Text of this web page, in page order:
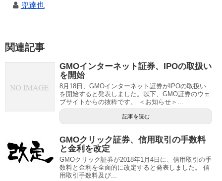
兜達也
関連記事
GMOインターネット証券、IPOの取扱い
を開始
8月18日、GMOインターネット証券がIPOの取扱い
を開始すると発表しました。以下、GMO証券のウェ
ブサイトからの抜粋です。 ＜お知らせ＞...
記事を読む
GMOクリック証券、信用取引の手数料
と金利を改定
GMOクリック証券が2018年1月4日に、信用取引の手
数料と金利を全面的に改定すると発表しました。 信
用取引手数料及び...